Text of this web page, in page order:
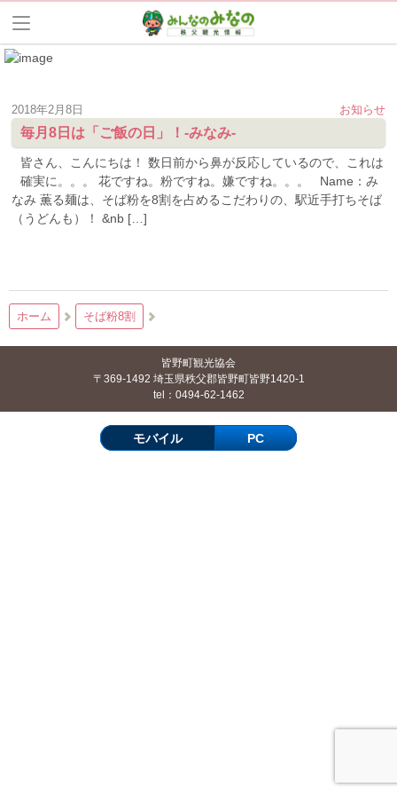
お知らせ
2018年2月8日
毎月8日は「ご飯の日」！-みなみ-
皆さん、こんにちは！ 数日前から鼻が反応しているので、これは
確実に。。。 花ですね。粉ですね。嫌ですね。。。 Name：み
なみ 薫る麺は、そば粉を8割を占めるこだわりの、駅近手打ちそば
（うどんも）！ &nb […]
ホーム そば粉8割
皆野町観光協会
〒369-1492 埼玉県秩父郡皆野町皆野1420-1
tel：0494-62-1462
モバイル PC